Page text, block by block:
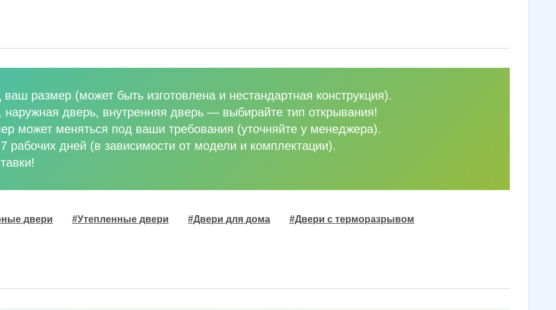
размер (может быть изготовлена и нестандартная конструкция).
дверь, внутренняя дверь — выбирайте тип открывания!
может меняться под ваши требования (уточняйте у менеджера).
рабочих дней (в зависимости от модели и комплектации).
двери #Утепленные двери #Двери для дома #Двери с терморазрывом